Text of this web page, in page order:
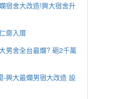
宿舍大改造!興大宿舍升
齋入厝
男舍全台最爛? 砸2千萬
-興大最爛男宿大改造 設